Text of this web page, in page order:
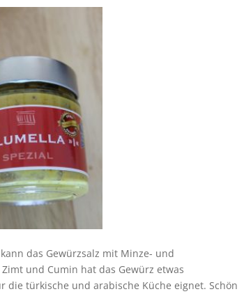
das Gewürzsalz mit Minze- und
und Cumin hat das Gewürz etwas
die türkische und arabische Küche eignet. Schön